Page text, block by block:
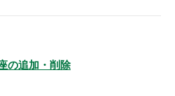
の追加・削除